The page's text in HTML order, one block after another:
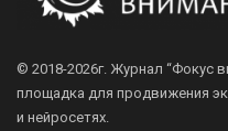
© 2018-2026г. Журнал “Фокус
площадка для продвижения
и нейросетях.